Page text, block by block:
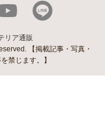
リア通販
【掲載記事・写真・
禁じます。】